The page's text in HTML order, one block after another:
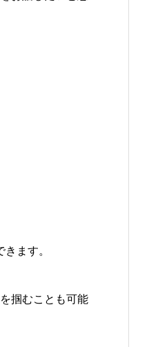
ます。
掴むことも可能